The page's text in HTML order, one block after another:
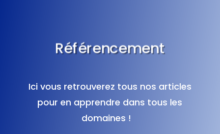
Référencement
Ici vous retrouverez tous nos articles
pour en apprendre dans tous les
domaines !